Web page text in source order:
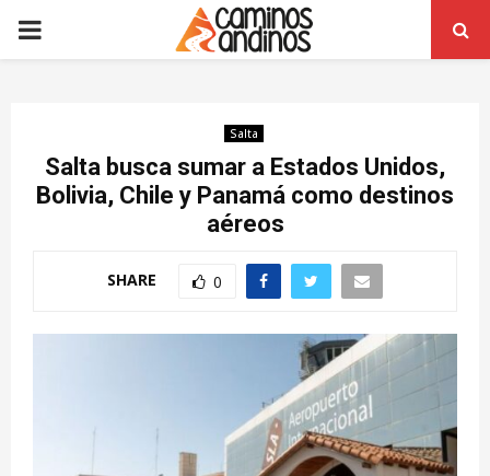
PRIMARY
Salta
Salta busca sumar a Estados Unidos,
Bolivia, Chile y Panamá como destinos
aéreos
SHARE 0